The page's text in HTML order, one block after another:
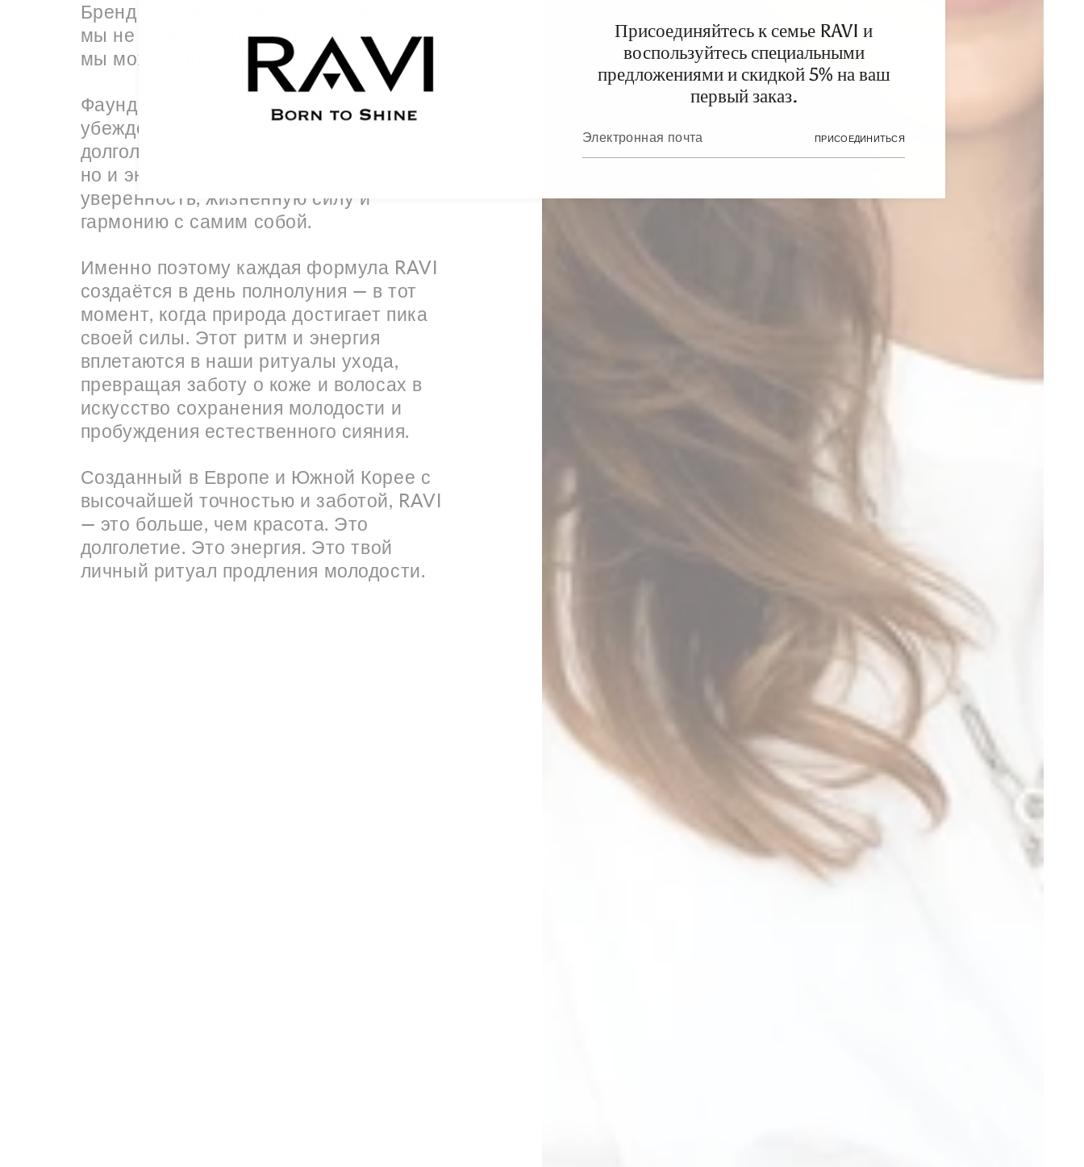
Присоединяйтесь к семье RAVI и
воспользуйтесь специальными
предложениями и скидкой 5% на ваш
первый заказ.
ПРИСОЕДИНИТЬСЯ
Бренд RAVI родился из простой истины:
мы не можем остановить старение, но
мы можем продлить молодость.
Фаундер бренда Виктория Кариллет
убеждена: красота, здоровье и
долголетие — это не только внешность,
но и энергия. Энергия, которая дарит
уверенность, жизненную силу и
гармонию с самим собой.
Именно поэтому каждая формула RAVI
создаётся в день полнолуния — в тот
момент, когда природа достигает пика
своей силы. Этот ритм и энергия
вплетаются в наши ритуалы ухода,
превращая заботу о коже и волосах в
искусство сохранения молодости и
пробуждения естественного сияния.
Созданный в Европе и Южной Корее с
высочайшей точностью и заботой, RAVI
— это больше, чем красота. Это
долголетие. Это энергия. Это твой
личный ритуал продления молодости.